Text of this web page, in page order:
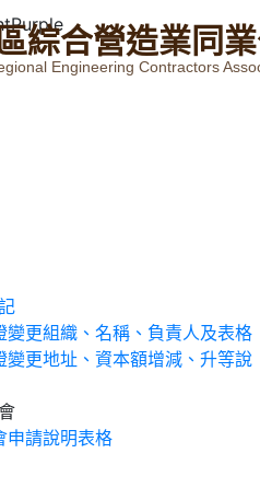
綜合營造業同業
Engineering Contractors
變更組織、名稱、負責人及表格
變更地址、資本額增減、升等說
申請說明表格